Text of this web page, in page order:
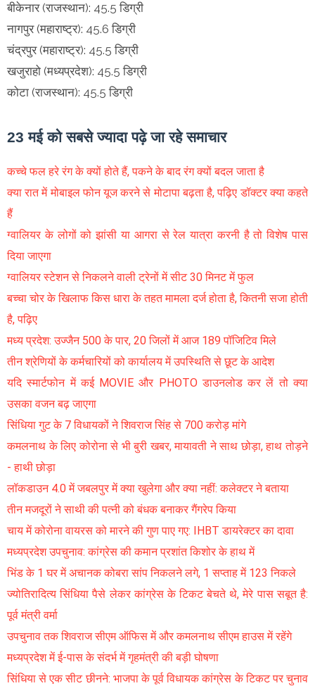
बीकेनार (राजस्थान): 45.5 डिग्री
नागपुर (महाराष्ट्र): 45.6 डिग्री
चंद्रपुर (महाराष्ट्र): 45.5 डिग्री
खजुराहो (मध्यप्रदेश): 45.5 डिग्री
कोटा (राजस्थान): 45.5 डिग्री
23 मई को सबसे ज्यादा पढ़े जा रहे समाचार
कच्चे फल हरे रंग के क्यों होते हैं, पकने के बाद रंग क्यों बदल जाता है
क्या रात में मोबाइल फोन यूज करने से मोटापा बढ़ता है, पढ़िए डॉक्टर क्या कहते
हैं
ग्वालियर के लोगों को झांसी या आगरा से रेल यात्रा करनी है तो विशेष पास
दिया जाएगा
ग्वालियर स्टेशन से निकलने वाली ट्रेनों में सीट 30 मिनट में फुल
बच्चा चोर के खिलाफ किस धारा के तहत मामला दर्ज होता है, कितनी सजा होती
है, पढ़िए
मध्य प्रदेश: उज्जैन 500 के पार, 20 जिलों में आज 189 पॉजिटिव मिले
तीन श्रेणियों के कर्मचारियों को कार्यालय में उपस्थिति से छूट के आदेश
यदि स्मार्टफोन में कई MOVIE और PHOTO डाउनलोड कर लें तो क्या
उसका वजन बढ़ जाएगा
सिंधिया गुट के 7 विधायकों ने शिवराज सिंह से 700 करोड़ मांगे
कमलनाथ के लिए कोरोना से भी बुरी खबर, मायावती ने साथ छोड़ा, हाथ तोड़ने
- हाथी छोड़ा
लॉकडाउन 4.0 में जबलपुर में क्या खुलेगा और क्या नहीं: कलेक्टर ने बताया
तीन मजदूरों ने साथी की पत्नी को बंधक बनाकर गैंगरेप किया
चाय में कोरोना वायरस को मारने की गुण पाए गए: IHBT डायरेक्टर का दावा
मध्यप्रदेश उपचुनाव: कांग्रेस की कमान प्रशांत किशोर के हाथ में
भिंड के 1 घर में अचानक कोबरा सांप निकलने लगे, 1 सप्ताह में 123 निकले
ज्योतिरादित्य सिंधिया पैसे लेकर कांग्रेस के टिकट बेचते थे, मेरे पास सबूत है:
पूर्व मंत्री वर्मा
उपचुनाव तक शिवराज सीएम ऑफिस में और कमलनाथ सीएम हाउस में रहेंगे
मध्यप्रदेश में ई-पास के संदर्भ में गृहमंत्री की बड़ी घोषणा
सिंधिया से एक सीट छीनने: भाजपा के पूर्व विधायक कांग्रेस के टिकट पर चुनाव